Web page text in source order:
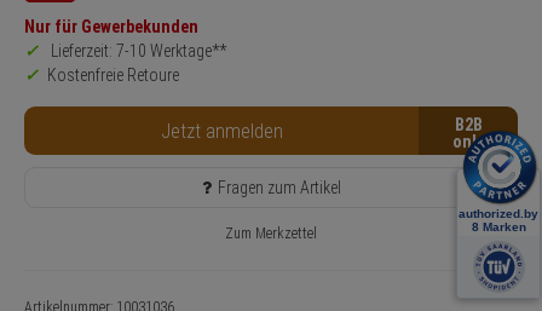
Nur für Gewerbekunden
Lieferzeit: 7-10 Werktage**
Kostenfreie Retoure
Jetzt anmelden B2B
Fragen zum Artikel
Zum Merkzettel
Artikelnummer: 10031036